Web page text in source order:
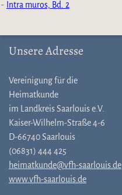
Intra muros, Bd. 2
Unsere Adresse
Vereinigung für die
Heimatkunde
im Landkreis Saarlouis e.V.
Kaiser-Wilhelm-Straße 4-6
D-66740 Saarlouis
(06831) 444 425
heimatkunde@vfh-saarlouis.de
www.vfh-saarlouis.de